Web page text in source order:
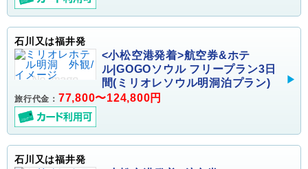
石川又は福井発
<小松空港発着>航空券&ホテ
ル|GOGOソウル フリープラン3日
間(ミリオレソウル明洞泊プラン)
旅行代金： 77,800〜124,800円
石川又は福井発